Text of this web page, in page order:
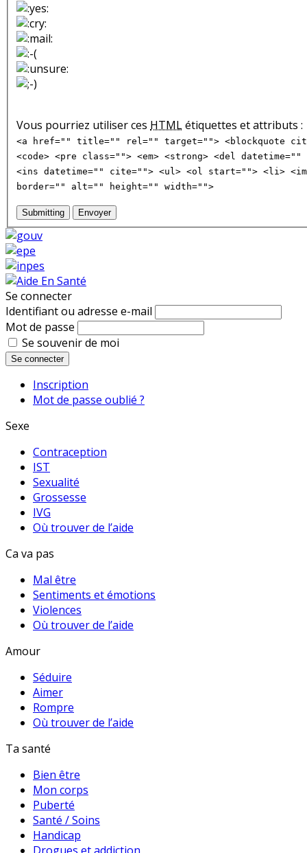
Vous pourriez utiliser ces HTMLétiquettes et attributs :
<a href="" title="" rel="" target=""> <blockquote
<code> <pre class=""> <em> <strong> <del
<ins datetime="" cite=""> <ul> <ol start=""> <li>
border="" alt="" height="" width="">
Submitting Envoyer
Se connecter
Identifiant ou adresse e-mail
Mot de passe
Se souvenir de moi
Se connecter
Inscription
Mot de passe oublié ?
Sexe
Contraception
IST
Sexualité
Grossesse
IVG
Où trouver de l’aide
Ca va pas
Mal être
Sentiments et émotions
Violences
Où trouver de l’aide
Amour
Séduire
Aimer
Rompre
Où trouver de l’aide
Ta santé
Bien être
Mon corps
Puberté
Santé / Soins
Handicap